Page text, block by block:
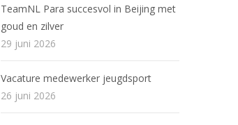
TeamNL Para succesvol in Beijing met
goud en zilver
29 juni 2026
Vacature medewerker jeugdsport
26 juni 2026